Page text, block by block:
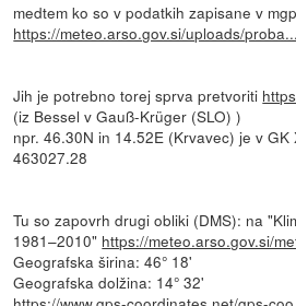
medtem ko so v podatkih zapisane v
https://meteo.arso.gov.si/uploads/proba...
Jih je potrebno torej sprva pretvoriti
(iz Bessel v Gauß-Krüger (SLO) )
npr. 46.30N in 14.52E (Krvavec) je v GK
463027.28
Tu so zapovrh drugi obliki (DMS): na
1981–2010" https://meteo.arso.gov.si/
Geografska širina: 46° 18'
Geografska dolžina: 14° 32'